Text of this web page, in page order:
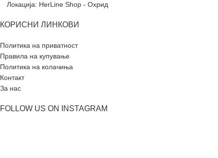
Локација: HerLine Shop - Охрид
КОРИСНИ ЛИНКОВИ
Политика на приватност
Правила на купување
Политика на колачиња
Контакт
За нас
FOLLOW US ON INSTAGRAM